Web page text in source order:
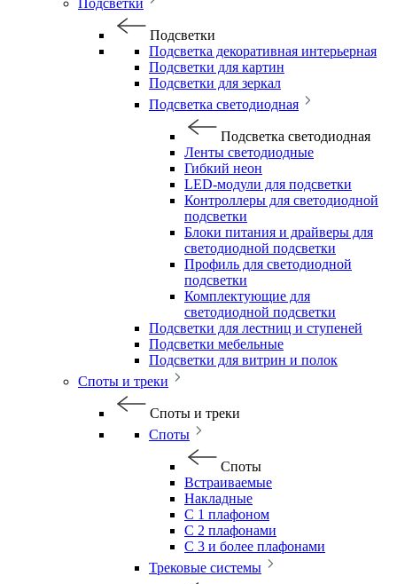
Подсветки
Подсветки
Подсветка декоративная интерьерная
Подсветки для картин
Подсветки для зеркал
Подсветка светодиодная
Подсветка светодиодная
Ленты светодиодные
Гибкий неон
LED-модули для подсветки
Контроллеры для светодиодной
подсветки
Блоки питания и драйверы для
светодиодной подсветки
Профиль для светодиодной
подсветки
Комплектующие для
светодиодной подсветки
Подсветки для лестниц и ступеней
Подсветки мебельные
Подсветки для витрин и полок
Споты и треки
Споты и треки
Споты
Споты
Встраиваемые
Накладные
С 1 плафоном
С 2 плафонами
С 3 и более плафонами
Трековые системы